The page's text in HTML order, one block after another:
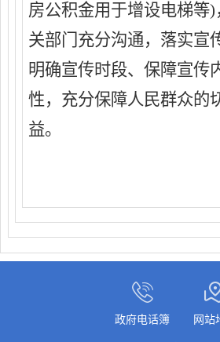
房公积金用于增设电梯等)
关部门充分沟通，落实宣
明确宣传时段、 保障宣传
性，充分保障人民群众的
益。
政府电话簿 网站